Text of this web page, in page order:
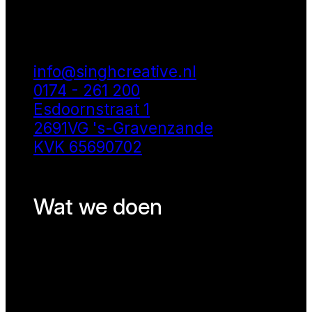
info@singhcreative.nl
0174 - 261 200
Esdoornstraat 1
2691VG 's-Gravenzande
KVK 65690702
Wat we doen